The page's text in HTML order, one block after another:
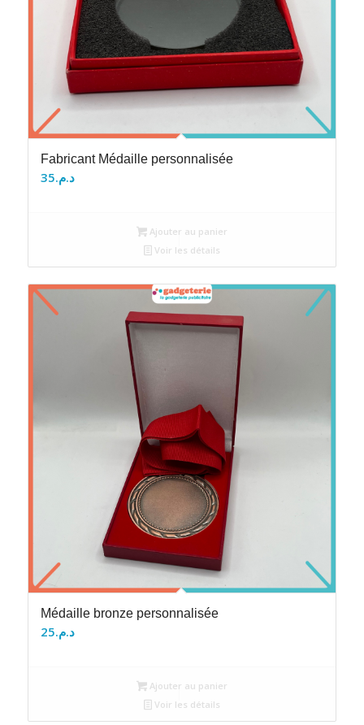
Fabricant Médaille personnalisée
د.م.35
Ajouter au panier
Voir les détails
Médaille bronze personnalisée
د.م.25
Ajouter au panier
Voir les détails